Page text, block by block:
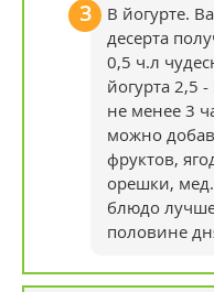
В йогурте.
десерта
0,5 ч.л
йогурта 2,5
не менее 3
можно
фруктов,
орешки,
блюдо
половине